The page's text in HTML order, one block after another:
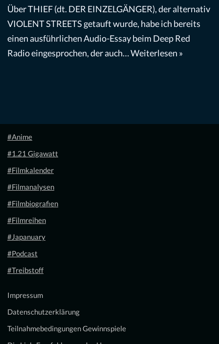
Über THIEF (dt. DER EINZELGÄNGER), der alternativ
VIOLENT STREETS getauft wurde, habe ich bereits
einen ausführlichen Audio-Essay beim Deep Red
Radio eingesprochen, der auch…Weiterlesen »
#Anime
#1.21 Gigawatt
#Filmkalender
#Filmanalysen
#Filmbiografien
#Filmreihen
#Japanuary
#Podcast
#Treibstoff
Impressum
Datenschutzerklärung
Teilnahmebedingungen Gewinnspiele